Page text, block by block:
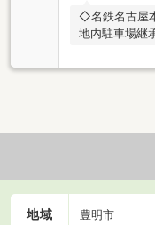
◇名鉄名古屋
地内駐車場継
地域 豊明市